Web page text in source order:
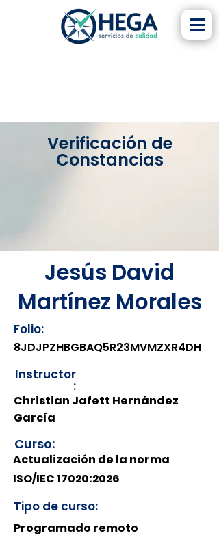
Verificación de
Constancias
Jesús David
Martínez Morales
Folio:
8JDJPZHBGBAQ5R23MVMZXR4DH
Instructor
:
Christian Jafett Hernández
García
Curso:
Actualización de la norma
ISO/IEC 17020:2026
Tipo de curso:
Programado remoto